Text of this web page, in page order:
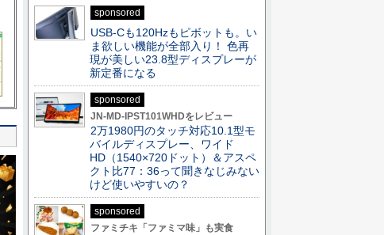
sponsored
USB-Cも120Hzもピボットも。い
ま欲しい機能が全部入り！ 色再
現が美しい23.8型ディスプレーが
新定番になる
sponsored
JN-MD-IPST101WHDをレビュー
2万1980円のタッチ対応10.1型モ
バイルディスプレー、ワイド
HD（1540×720ドット）＆アスペ
クト比77：36って聞きなじみない
けど使いやすいの？
sponsored
ファミチキ「ファミマ味」も実食